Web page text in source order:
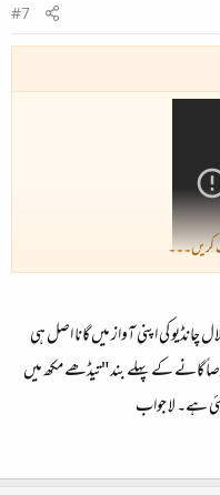
#7
کریں۔۔۔
کی اپنی آواز میں گانا اصل ہی
گانے کے پہلے بند "تیڈھے مکھ میں
ہے۔ لا جواب